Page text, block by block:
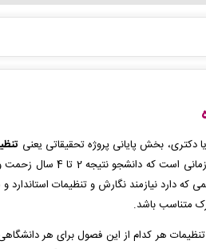
دکتری، بخش پایانی پروژه تحقیقاتی یعنی
و صحافی و ارائه آن به همگان است.
که دارد نیازمند نگارش و تنظیمات
متناسب باشد.
تکمیلی. تنظیمات هر کدام از این فصول برای هر